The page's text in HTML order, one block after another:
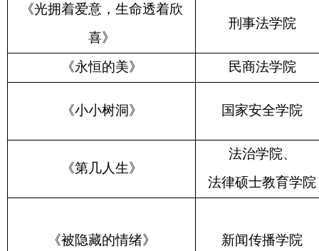
《光拥着爱意，生命透着欣
喜》
刑事法学院
《永恒的美》 民商法学院
《小小树洞》 国家安全学院
《第几人生》
法治学院、
法律硕士教育学院
《被隐藏的情绪》 新闻传播学院